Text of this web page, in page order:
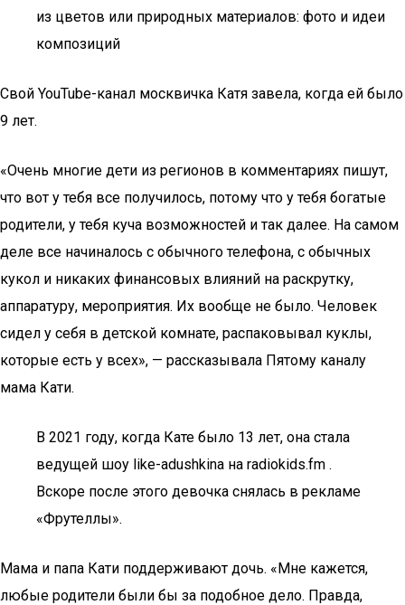
из цветов или природных материалов: фото и идеи
композиций
Свой YouTube-канал москвичка Катя завела, когда ей было
9 лет.
«Очень многие дети из регионов в комментариях пишут,
что вот у тебя все получилось, потому что у тебя богатые
родители, у тебя куча возможностей и так далее. На самом
деле все начиналось с обычного телефона, с обычных
кукол и никаких финансовых влияний на раскрутку,
аппаратуру, мероприятия. Их вообще не было. Человек
сидел у себя в детской комнате, распаковывал куклы,
которые есть у всех», — рассказывала Пятому каналу
мама Кати.
В 2021 году, когда Кате было 13 лет, она стала
ведущей шоу like-adushkina на radiokids.fm .
Вскоре после этого девочка снялась в рекламе
«Фрутеллы».
Мама и папа Кати поддерживают дочь. «Мне кажется,
любые родители были бы за подобное дело. Правда,